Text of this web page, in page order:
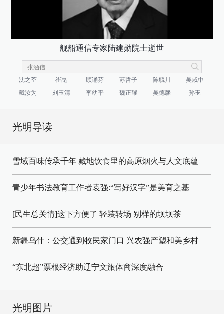
舰船通信专家陆建勋院士逝世
沈之荃 崔崑 顾诵芬 苏哲子 陈毓川
吴咸中
戴汝为
刘玉清 李幼平 魏正耀 吴德馨 孙玉
光明导读
雪域百味传承千年 藏地饮食里的高原烟火与人文底蕴
青少年书法教育工作者袁强:“写好汉字”是美育之基
[民生总关情]这下方便了 轻装转场 别样的坝坝茶
新疆乌什：公交通到牧民家门口 兴农强产塑和美乡村
“东北超”票根经济助辽宁文旅体商深度融合
光明图片